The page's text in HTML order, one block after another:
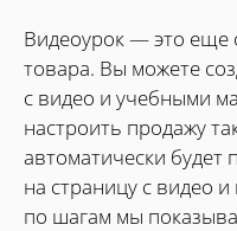
Видеоурок — это еще
товара. Вы можете
с видео и учебными
настроить продажу
автоматически будет
на страницу с видео
по шагам мы